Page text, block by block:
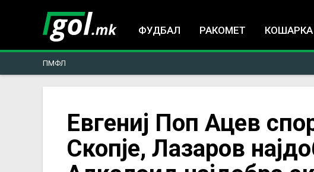
ФУДБАЛ РАКОМЕТ КОШАРКА
ПМФЛ
Евгениј Поп Ацев
Скопје, Лазаров